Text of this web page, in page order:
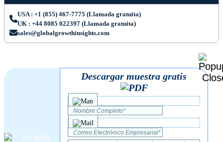
USA : +1 (855) 467-7775 (Llamada gratuita)
UK : +44 8085 022397 (Llamada gratuita)
sales@globalgrowthinsights.com
Descargar muestra gratis